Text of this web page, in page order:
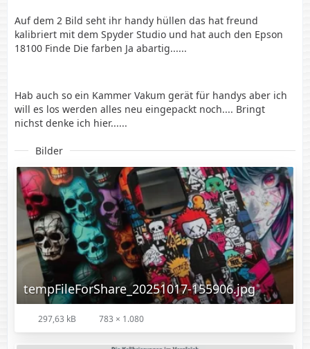
Auf dem 2 Bild seht ihr handy hüllen das hat freund
kalibriert mit dem Spyder Studio und hat auch den Epson
18100 Finde Die farben Ja abartig......
Hab auch so ein Kammer Vakum gerät für handys aber ich
will es los werden alles neu eingepackt noch.... Bringt
nichst denke ich hier......
Bilder
tempFileForShare_20251017-155906.jpg
297,63 kB 783 × 1.080